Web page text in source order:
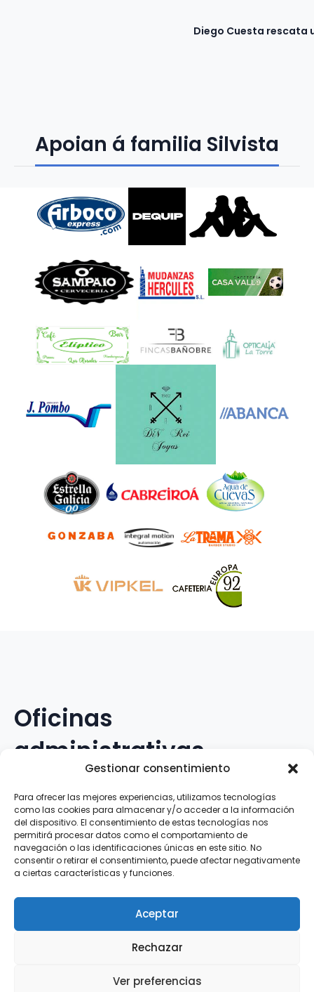
Gestionar consentimiento
Para ofrecer las mejores experiencias, utilizamos tecnologías
como las cookies para almacenar y/o acceder a la información
del dispositivo. El consentimiento de estas tecnologías nos
permitirá procesar datos como el comportamiento de
navegación o las identificaciones únicas en este sitio. No
consentir o retirar el consentimiento, puede afectar negativamente
a ciertas características y funciones.
Aceptar
Rechazar
Ver preferencias
Diego Cuesta rescata
Apoian á familia Silvista
Oficinas
administrativas
Avenida Galileo Galilei, 12
15.008 · A Coruña · España
Teléfono:881.069.303
WhatsApp:616.897.466
Cookies